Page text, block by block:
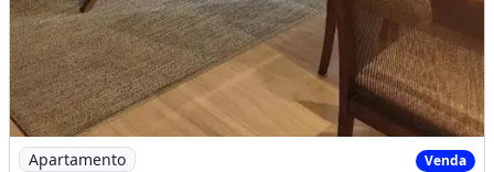
Imagem: Edifício Cora Coralina Jardim das Américas
Apartamento Venda